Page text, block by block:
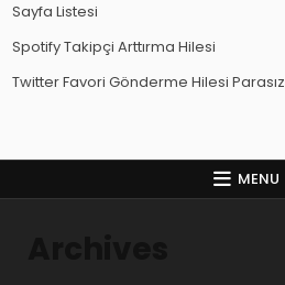
Sayfa Listesi
Spotify Takipçi Arttırma Hilesi
Twitter Favori Gönderme Hilesi Parasız
MENU